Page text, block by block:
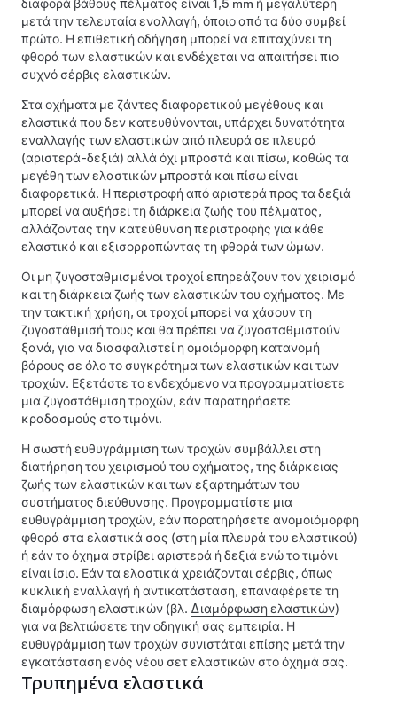
διαφορά βάθους πέλματος είναι 1,5 mm ή μεγαλύτερη
μετά την τελευταία εναλλαγή, όποιο από τα δύο συμβεί
πρώτο. Η επιθετική οδήγηση μπορεί να επιταχύνει τη
φθορά των ελαστικών και ενδέχεται να απαιτήσει πιο
συχνό σέρβις ελαστικών.
Στα οχήματα με ζάντες διαφορετικού μεγέθους και
ελαστικά που δεν κατευθύνονται, υπάρχει δυνατότητα
εναλλαγής των ελαστικών από πλευρά σε πλευρά
(αριστερά-δεξιά) αλλά όχι μπροστά και πίσω, καθώς τα
μεγέθη των ελαστικών μπροστά και πίσω είναι
διαφορετικά. Η περιστροφή από αριστερά προς τα δεξιά
μπορεί να αυξήσει τη διάρκεια ζωής του πέλματος,
αλλάζοντας την κατεύθυνση περιστροφής για κάθε
ελαστικό και εξισορροπώντας τη φθορά των ώμων.
Οι μη ζυγοσταθμισμένοι τροχοί επηρεάζουν τον χειρισμό
και τη διάρκεια ζωής των ελαστικών του οχήματος. Με
την τακτική χρήση, οι τροχοί μπορεί να χάσουν τη
ζυγοστάθμισή τους και θα πρέπει να ζυγοσταθμιστούν
ξανά, για να διασφαλιστεί η ομοιόμορφη κατανομή
βάρους σε όλο το συγκρότημα των ελαστικών και των
τροχών. Εξετάστε το ενδεχόμενο να προγραμματίσετε
μια ζυγοστάθμιση τροχών, εάν παρατηρήσετε
κραδασμούς στοτιμόνι.
Η σωστή ευθυγράμμιση των τροχών συμβάλλει στη
διατήρηση του χειρισμού του οχήματος, της διάρκειας
ζωής των ελαστικών και των εξαρτημάτων του
συστήματος διεύθυνσης. Προγραμματίστε μια
ευθυγράμμιση τροχών, εάν παρατηρήσετε ανομοιόμορφη
φθορά στα ελαστικά σας (στη μία πλευρά του ελαστικού)
ή εάν το όχημα στρίβει αριστερά ή δεξιά ενώ το τιμόνι
είναι ίσιο. Εάν τα ελαστικά χρειάζονται σέρβις, όπως
κυκλική εναλλαγή ή αντικατάσταση, επαναφέρετε τη
διαμόρφωση ελαστικών (βλ. Διαμόρφωση ελαστικών)
για να βελτιώσετε την οδηγική σας εμπειρία. Η
ευθυγράμμιση των τροχών συνιστάται επίσης μετά την
εγκατάσταση ενός νέου σετ ελαστικών στο όχημά σας.
Τρυπημένα ελαστικά